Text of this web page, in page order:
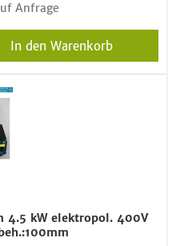
Anfrage
In den Warenkorb
4.5 kW elektropol. 400V